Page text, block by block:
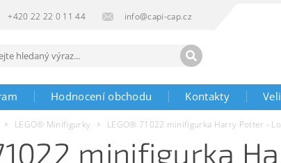
+420 22 22 0 11 44 info@capi-cap.cz
Hodnocení obchodu Kontakty
LEGO® Minifigurky LEGO® 71022 minifigurka Harry Potter -
minifigurka